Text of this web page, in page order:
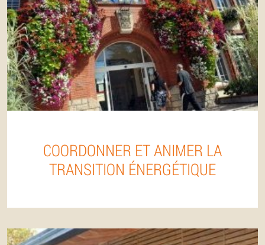
COORDONNER ET ANIMER LA
TRANSITION ÉNERGÉTIQUE